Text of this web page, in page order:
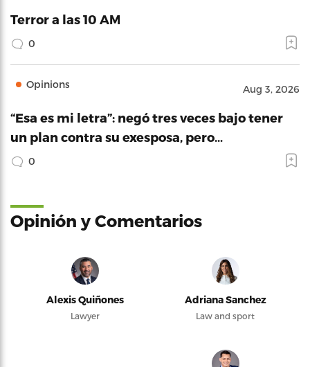
Terror a las 10 AM
0
Opinions Aug 3, 2026
“Esa es mi letra”: negó tres veces bajo tener
un plan contra su exesposa, pero…
0
Opinión y Comentarios
Alexis Quiñones
Lawyer
Adriana Sanchez
Law and sport